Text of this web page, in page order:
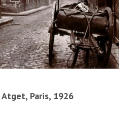
Atget, Paris, 1926